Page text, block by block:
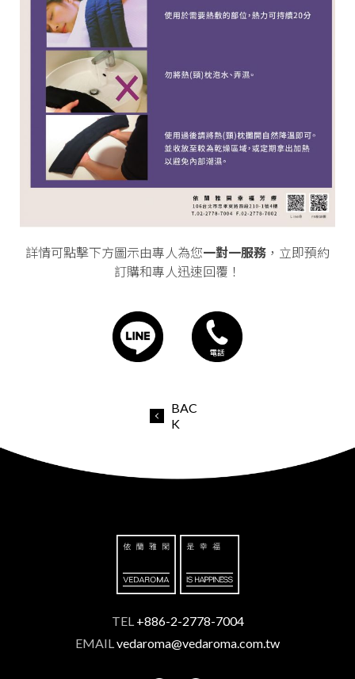
詳情可點擊下方圖示由專人為您一對一服務 ，立即預約
訂購和專人迅速回覆！
BAC
K
TEL +886-2-2778-7004
EMAILvedaroma@vedaroma.com.tw